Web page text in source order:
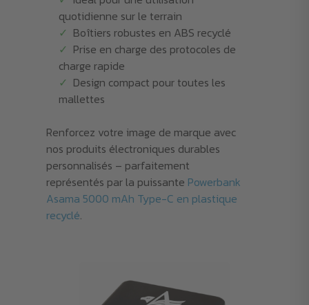
quotidienne sur le terrain
Boîtiers robustes en ABS recyclé
Prise en charge des protocoles de
charge rapide
Design compact pour toutes les
mallettes
Renforcez votre image de marque avec
nos produits électroniques durables
personnalisés – parfaitement
représentés par la puissante Powerbank
Asama 5000 mAh Type-C en plastique
recyclé.